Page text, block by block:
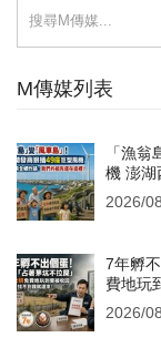
M傳媒列表
「漁
機 澎湖
2026/
7年孵
費地玩
2026/